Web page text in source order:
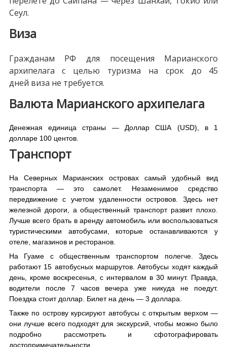
Сеул.
Виза
Гражданам РФ для посещения Марианского
архипелага с целью туризма на срок до 45
дней виза не требуется.
Валюта Марианского архипелага
Денежная единица страны — Доллар США (USD), в 1
долларе 100 центов.
Транспорт
На Северных Марианских островах самый удобный вид
транспорта — это самолет. Незаменимое средство
передвижение с учетом удаленности островов. Здесь нет
железной дороги, а общественный транспорт развит плохо.
Лучше всего брать в аренду автомобиль или воспользоваться
туристическими автобусами, которые останавливаются у
отеле, магазинов и ресторанов.
На Гуаме с общественным транспортом полегче. Здесь
работают 15 автобусных маршрутов. Автобусы ходят каждый
день, кроме воскресенья, с интервалом в 30 минут. Правда,
водители после 7 часов вечера уже никуда не поедут.
Поездка стоит доллар. Билет на день — 3 доллара.
Также по острову курсируют автобусы с открытым верхом —
они лучше всего подходят для экскурсий, чтобы можно было
подробно рассмотреть и сфотографировать
достопримечательности.